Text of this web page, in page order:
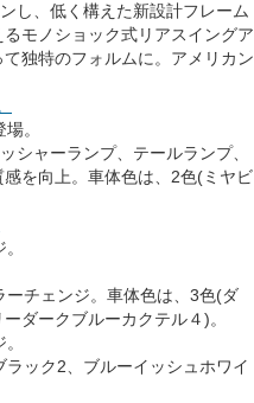
し、低く構えた新設計フレーム
モノショック式リアスイングア
独特のフォルムに。アメリカン
。
シャーランプ、テールランプ、
を向上。車体色は、2色(ミヤビ
チェンジ。車体色は、3色(ダ
ダークブルーカクテル４)。
ック2、ブルーイッシュホワイ